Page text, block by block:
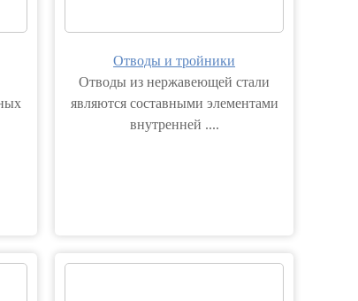
Отводы и тройники
Отводы из нержавеющей стали
являются составными элементами
внутренней ....